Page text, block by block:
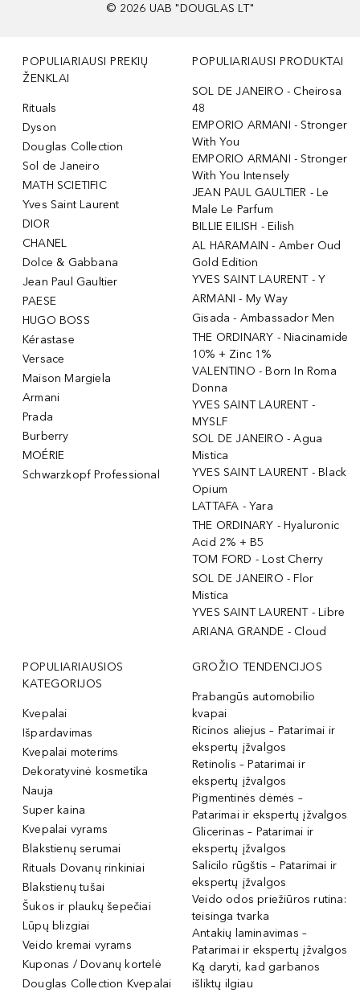
© 2026 UAB "DOUGLAS LT"
POPULIARIAUSI PREKIŲ
ŽENKLAI
Rituals
Dyson
Douglas Collection
Sol de Janeiro
MATH SCIETIFIC
Yves Saint Laurent
DIOR
CHANEL
Dolce & Gabbana
Jean Paul Gaultier
PAESE
HUGO BOSS
Kérastase
Versace
Maison Margiela
Armani
Prada
Burberry
MOÉRIE
Schwarzkopf Professional
POPULIARIAUSI PRODUKTAI
SOL DE JANEIRO - Cheirosa
48
EMPORIO ARMANI - Stronger
With You
EMPORIO ARMANI - Stronger
With You Intensely
JEAN PAUL GAULTIER - Le
Male Le Parfum
BILLIE EILISH - Eilish
AL HARAMAIN - Amber Oud
Gold Edition
YVES SAINT LAURENT - Y
ARMANI - My Way
Gisada - Ambassador Men
THE ORDINARY - Niacinamide
10% + Zinc 1%
VALENTINO - Born In Roma
Donna
YVES SAINT LAURENT -
MYSLF
SOL DE JANEIRO - Agua
Mistica
YVES SAINT LAURENT - Black
Opium
LATTAFA - Yara
THE ORDINARY - Hyaluronic
Acid 2% + B5
TOM FORD - Lost Cherry
SOL DE JANEIRO - Flor
Mistica
YVES SAINT LAURENT - Libre
ARIANA GRANDE - Cloud
POPULIARIAUSIOS
KATEGORIJOS
Kvepalai
Išpardavimas
Kvepalai moterims
Dekoratyvinė kosmetika
Nauja
Super kaina
Kvepalai vyrams
Blakstienų serumai
Rituals Dovanų rinkiniai
Blakstienų tušai
Šukos ir plaukų šepečiai
Lūpų blizgiai
Veido kremai vyrams
Kuponas / Dovanų kortelė
Douglas Collection Kvepalai
GROŽIO TENDENCIJOS
Prabangūs automobilio
kvapai
Ricinos aliejus – Patarimai ir
ekspertų įžvalgos
Retinolis – Patarimai ir
ekspertų įžvalgos
Pigmentinės dėmės –
Patarimai ir ekspertų įžvalgos
Glicerinas – Patarimai ir
ekspertų įžvalgos
Salicilo rūgštis – Patarimai ir
ekspertų įžvalgos
Veido odos priežiūros rutina:
teisinga tvarka
Antakių laminavimas –
Patarimai ir ekspertų įžvalgos
Ką daryti, kad garbanos
išliktų ilgiau